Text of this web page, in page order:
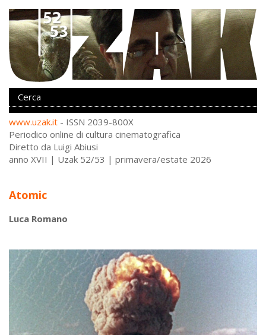
www.uzak.it - ISSN 2039-800X
Periodico online di cultura cinematografica
Diretto da Luigi Abiusi
anno XVII | Uzak 52/53 | primavera/estate 2026
Atomic
Luca Romano